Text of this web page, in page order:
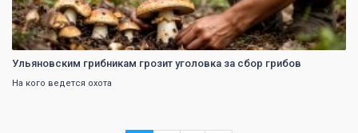
Ульяновским грибникам грозит уголовка за сбор грибов
На кого ведется охота